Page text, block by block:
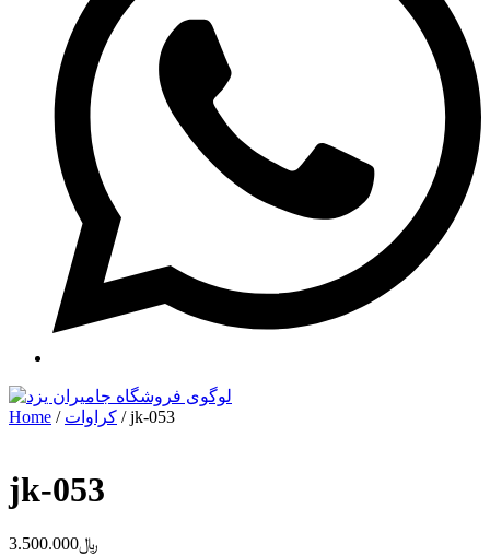
Home / کراوات / jk-053
jk-053
﷼3.500.000